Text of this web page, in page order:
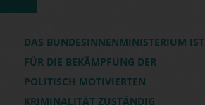
DAS BUNDESINNENMINISTERIUM IST
FÜR DIE BEKÄMPFUNG DER
POLITISCH MOTIVIERTEN
KRIMINALITÄT ZUSTÄNDIG